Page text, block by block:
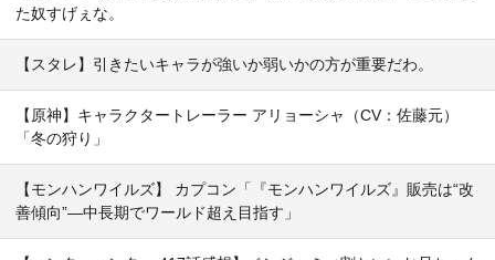
た奴すげぇな。
【スタレ】引きたいキャラが強いか弱いかの方が重要だわ。
【原神】キャラクタートレーラー アリョーシャ（CV：佐藤元）
「冬の狩り」
【モンハンワイルズ】 カプコン「『モンハンワイルズ』販売は“改
善傾向”―中長期でワールド超え目指す」